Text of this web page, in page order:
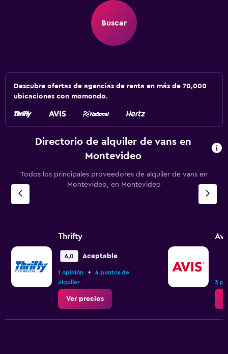
Buscar
Descubre ofertas de agencias de renta en más de 70,000
ubicaciones con momondo.
Directorio de alquiler de vans en
Montevideo
Todos los principales proveedores de alquiler de vans en
Montevideo, en Montevideo
Thrifty
6,0 Aceptable
1 opinión •
4 puntos de
alquiler
Ver precios
3